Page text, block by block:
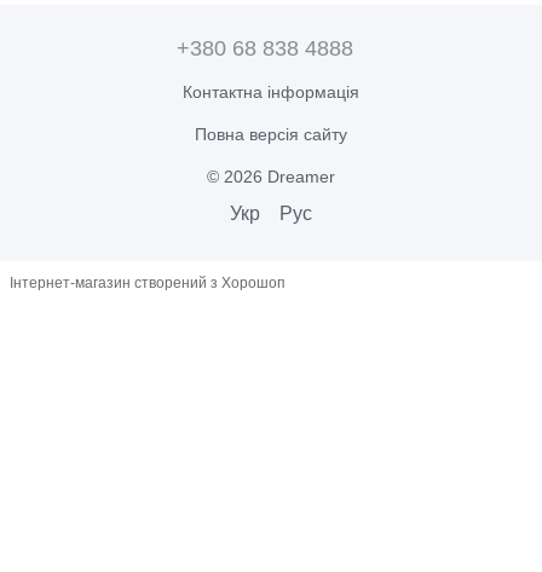
+380 68 838 4888
Контактна інформація
Повна версія сайту
© 2026 Dreamer
Укр Рус
Інтернет-магазин створений з Хорошоп